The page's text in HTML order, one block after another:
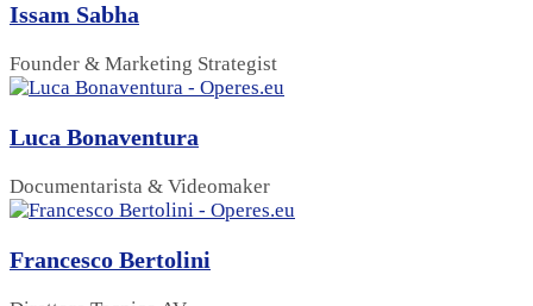
Issam Sabha
Founder & Marketing Strategist
Luca Bonaventura
Documentarista & Videomaker
Francesco Bertolini